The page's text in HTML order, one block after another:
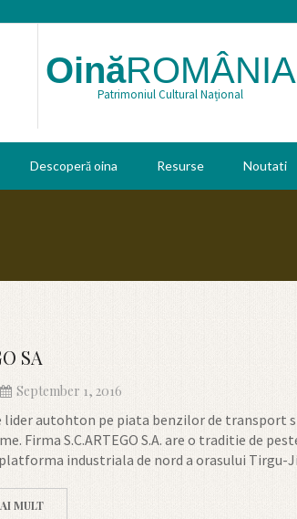
OinăROMÂNIA
Patrimoniul Cultural Național
Descoperă oina Resurse Noutati
SA
September 1, 2016
lider autohton pe piata benzilor de transport
Firma S.C.ARTEGO S.A. are o traditie de
industriala de nord a orasului Tirgu-
MULT